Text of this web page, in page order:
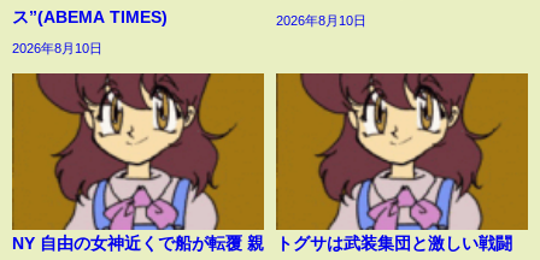
ス”(ABEMA TIMES)
2026年8月10日
2026年8月10日
NY 自由の女神近くで船が転覆 親
トグサは武装集団と激しい戦闘